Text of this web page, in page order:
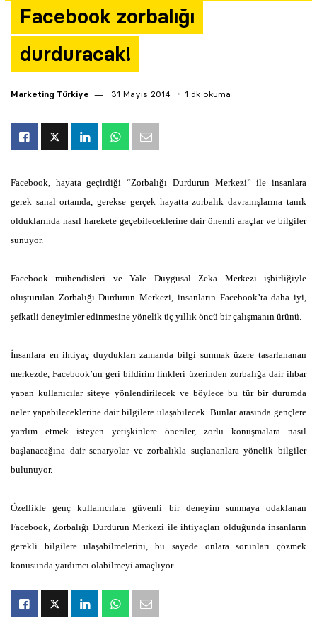
Facebook zorbalığı
durduracak!
Marketing Türkiye 31 Mayıs 2014 1 dk okuma
Facebook, hayata geçirdiği “Zorbalığı Durdurun Merkezi” ile insanlara
gerek sanal ortamda, gerekse gerçek hayatta zorbalık davranışlarına tanık
olduklarında nasıl harekete geçebileceklerine dair önemli araçlar ve bilgiler
sunuyor.
Facebook mühendisleri ve Yale Duygusal Zeka Merkezi işbirliğiyle
oluşturulan Zorbalığı Durdurun Merkezi, insanların Facebook’ta daha iyi,
şefkatli deneyimler edinmesine yönelik üç yıllık öncü bir çalışmanın ürünü.
İnsanlara en ihtiyaç duydukları zamanda bilgi sunmak üzere tasarlananan
merkezde, Facebook’un geri bildirim linkleri üzerinden zorbalığa dair ihbar
yapan kullanıcılar siteye yönlendirilecek ve böylece bu tür bir durumda
neler yapabileceklerine dair bilgilere ulaşabilecek. Bunlar arasında gençlere
yardım etmek isteyen yetişkinlere öneriler, zorlu konuşmalara nasıl
başlanacağına dair senaryolar ve zorbalıkla suçlananlara yönelik bilgiler
bulunuyor.
Özellikle genç kullanıcılara güvenli bir deneyim sunmaya odaklanan
Facebook, Zorbalığı Durdurun Merkezi ile ihtiyaçları olduğunda insanların
gerekli bilgilere ulaşabilmelerini, bu sayede onlara sorunları çözmek
konusunda yardımcı olabilmeyi amaçlıyor.
Yazarlar
Araştırma